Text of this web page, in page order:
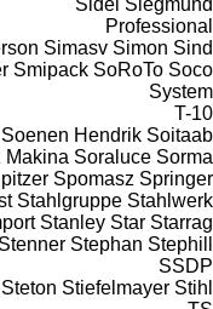
Professional
Simasv Simon Sind
Smipack SoRoTo Soco
System
T-10
Soenen Hendrik Soitaab
Makina Soraluce Sorma
Spomasz Springer
Stahlgruppe Stahlwerk
Stanley Star Starrag
Stenner Stephan Stephill
SSDP
Steton Stiefelmayer Stihl